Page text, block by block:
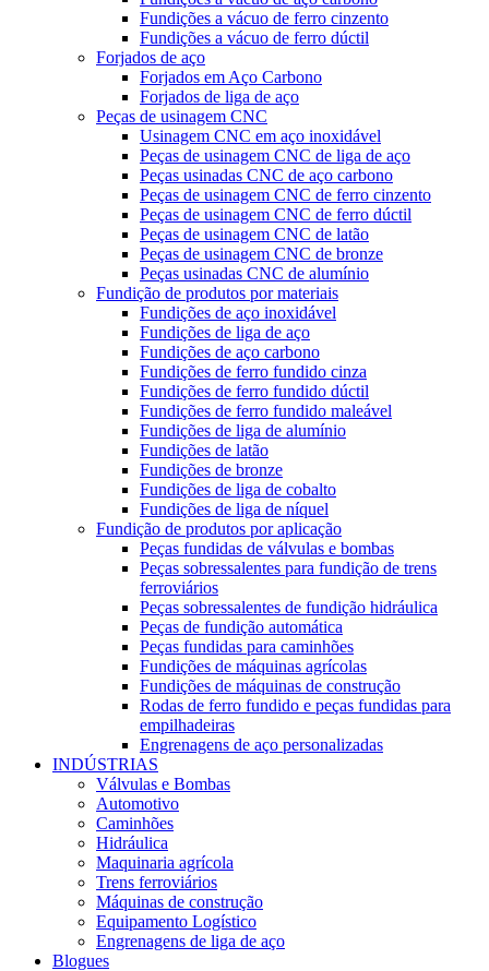
Fundições a vácuo de ferro cinzento
Fundições a vácuo de ferro dúctil
Forjados de aço
Forjados em Aço Carbono
Forjados de liga de aço
Peças de usinagem CNC
Usinagem CNC em aço inoxidável
Peças de usinagem CNC de liga de aço
Peças usinadas CNC de aço carbono
Peças de usinagem CNC de ferro cinzento
Peças de usinagem CNC de ferro dúctil
Peças de usinagem CNC de latão
Peças de usinagem CNC de bronze
Peças usinadas CNC de alumínio
Fundição de produtos por materiais
Fundições de aço inoxidável
Fundições de liga de aço
Fundições de aço carbono
Fundições de ferro fundido cinza
Fundições de ferro fundido dúctil
Fundições de ferro fundido maleável
Fundições de liga de alumínio
Fundições de latão
Fundições de bronze
Fundições de liga de cobalto
Fundições de liga de níquel
Fundição de produtos por aplicação
Peças fundidas de válvulas e bombas
Peças sobressalentes para fundição de trens
ferroviários
Peças sobressalentes de fundição hidráulica
Peças de fundição automática
Peças fundidas para caminhões
Fundições de máquinas agrícolas
Fundições de máquinas de construção
Rodas de ferro fundido e peças fundidas para
empilhadeiras
Engrenagens de aço personalizadas
INDÚSTRIAS
Válvulas e Bombas
Automotivo
Caminhões
Hidráulica
Maquinaria agrícola
Trens ferroviários
Máquinas de construção
Equipamento Logístico
Engrenagens de liga de aço
Blogues